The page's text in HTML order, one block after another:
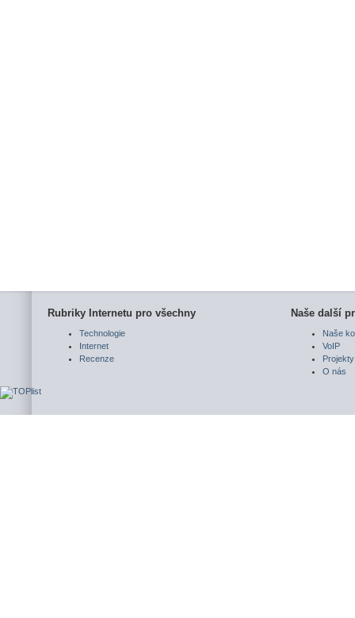
Rubriky Internetu pro všechny
Technologie
Internet
Recenze
Naše další
Naše
VoIP
Projekty
O nás